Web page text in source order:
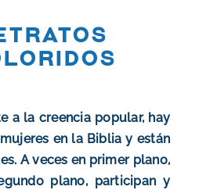
a la creencia popular, hay
en la Biblia y están
A veces en primer plano,
plano, participan y